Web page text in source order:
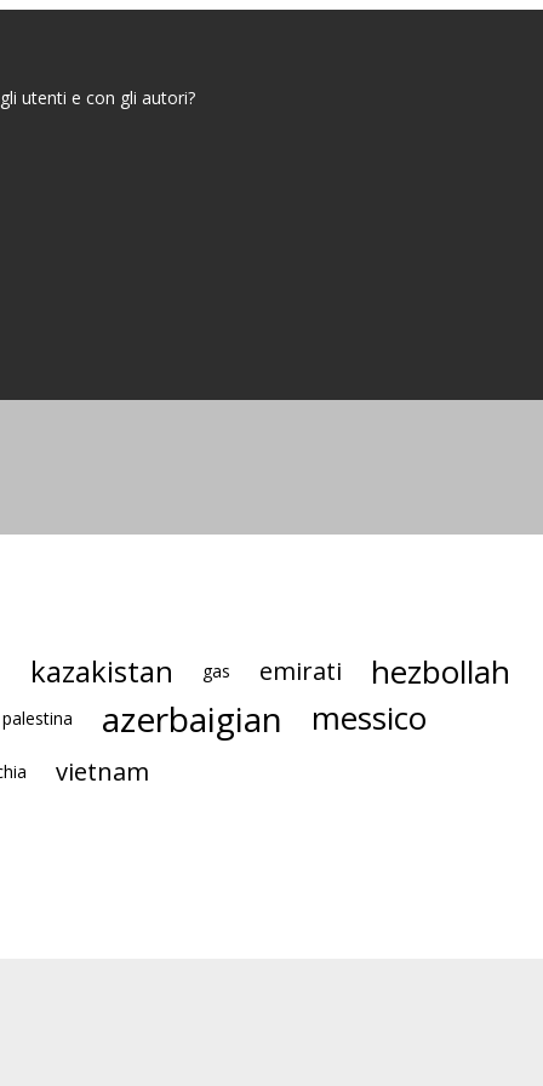
utenti e con gli autori?
kazakistan gas emirati hezbollah
palestina azerbaigian messico
vietnam